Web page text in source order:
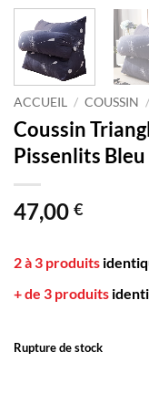
ACCUEIL / COUSSIN /
Coussin
Pissenlits
47,00 €
2 à 3 produits
+ de 3 produits
Rupture de stock